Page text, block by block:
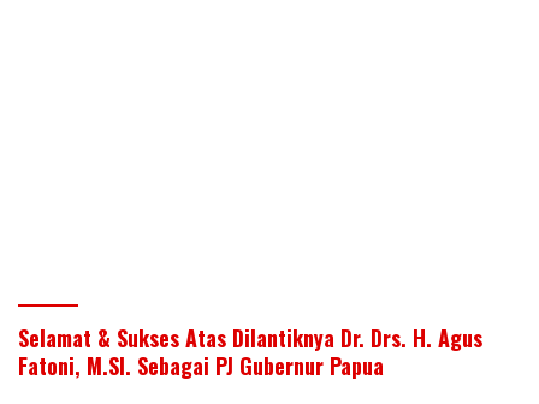
Selamat & Sukses Atas Dilantiknya Dr. Drs. H. Agus
Fatoni, M.SI. Sebagai PJ Gubernur Papua